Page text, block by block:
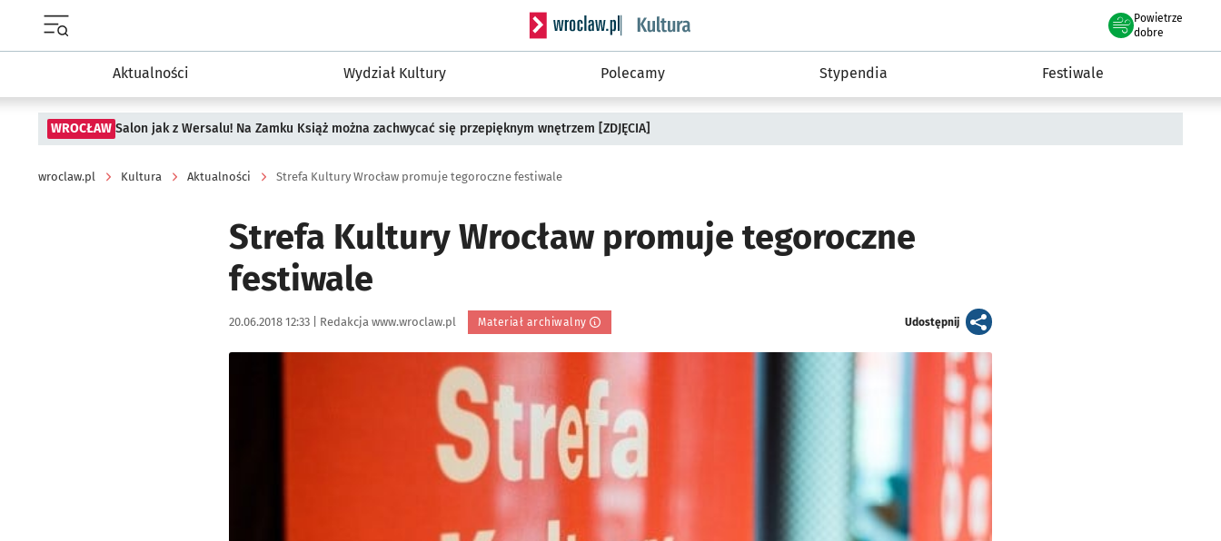
Serwis informacyjny wroclaw.pl podserwis: Kultura
Powietrze
we Wrocławiu
dobre
Aktualności Wydział Kultury Polecamy Stypendia Festiwale
WROCŁAW Salon jak z Wersalu! Na Zamku Książ można zachwycać się przepięknym wnętrzem [ZDJĘCIA]
wroclaw.pl Kultura Aktualności Strefa Kultury Wrocław promuje tegoroczne festiwale
Strefa Kultury Wrocław promuje tegoroczne
festiwale
Data publikacji:
20.06.2018 12:33 | Autor:
Redakcja www.wroclaw.pl Materiał archiwalny Udostępnijartykuł